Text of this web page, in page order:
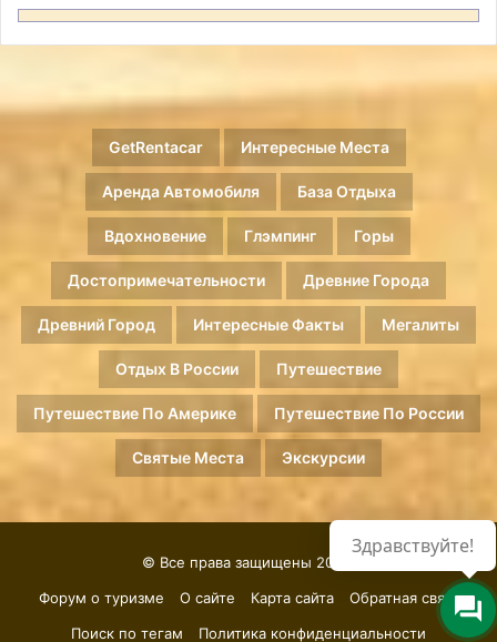
GetRentacar Интересные Места
Аренда Автомобиля База Отдыха
Вдохновение Глэмпинг Горы
Достопримечательности Древние Города
Древний Город Интересные Факты Мегалиты
Отдых В России Путешествие
Путешествие По Америке Путешествие По России
Святые Места Экскурсии
© Все права защищены 2026.
Форум о туризме
О сайте Карта сайта
Обратная связь
Поиск по тегам
Политика конфиденциальности
Здравствуйте!